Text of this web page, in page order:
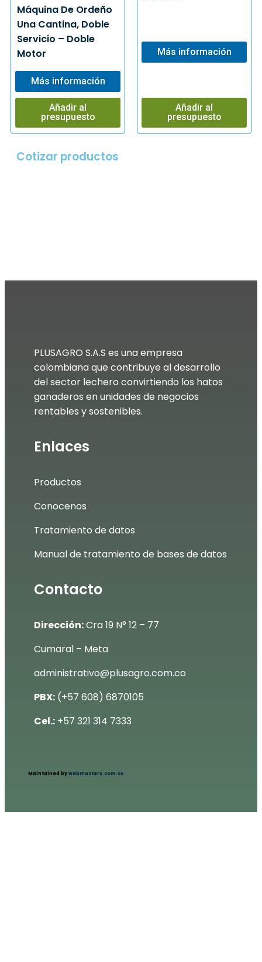
Máquina De Ordeño
Una Cantina, Doble
Servicio – Doble
Motor
Más información
Añadir al
presupuesto
Más información
Añadir al
presupuesto
Cotizar productos​
PLUSAGRO S.A.S es una empresa
colombiana que contribuye al desarrollo
del sector lechero convirtiendo los hatos
ganaderos en unidades de negocios
rentables y sostenibles.
Enlaces
Productos
Conocenos
Tratamiento de datos
Manual de tratamiento de bases de datos
Contacto
Dirección:Cra 19 N° 12 – 77
Cumaral – Meta
administrativo@plusagro.com.co
PBX: (+57 608) 6870105
Cel.: +57 321 314 7333
Maintained bywebmasters.com.co